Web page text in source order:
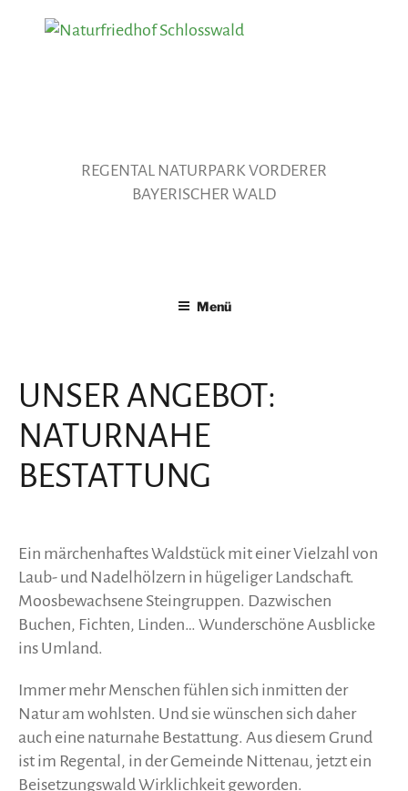
REGENTAL NATURPARK VORDERER
BAYERISCHER WALD
Menü
UNSER ANGEBOT:
NATURNAHE
BESTATTUNG
Ein märchenhaftes Waldstück mit einer Vielzahl von
Laub- und Nadelhölzern in hügeliger Landschaft.
Moosbewachsene Steingruppen. Dazwischen
Buchen, Fichten, Linden… Wunderschöne Ausblicke
ins Umland.
Immer mehr Menschen fühlen sich inmitten der
Natur am wohlsten. Und sie wünschen sich daher
auch eine naturnahe Bestattung. Aus diesem Grund
ist im Regental, in der Gemeinde Nittenau, jetzt ein
Beisetzungswald Wirklichkeit geworden.